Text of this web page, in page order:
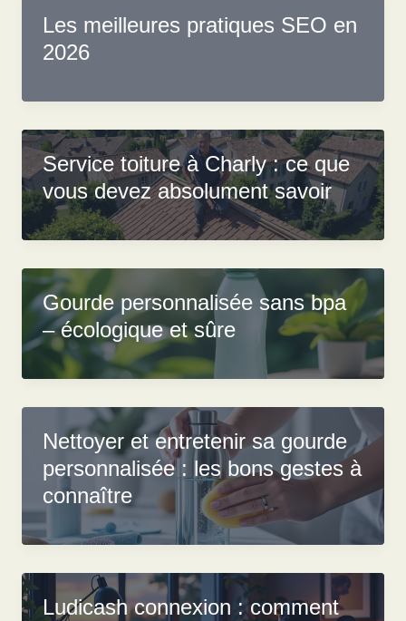
Les meilleures pratiques SEO en
2026
Service toiture à Charly : ce que
vous devez absolument savoir
Gourde personnalisée sans bpa
– écologique et sûre
Nettoyer et entretenir sa gourde
personnalisée : les bons gestes à
connaître
Ludicash connexion : comment